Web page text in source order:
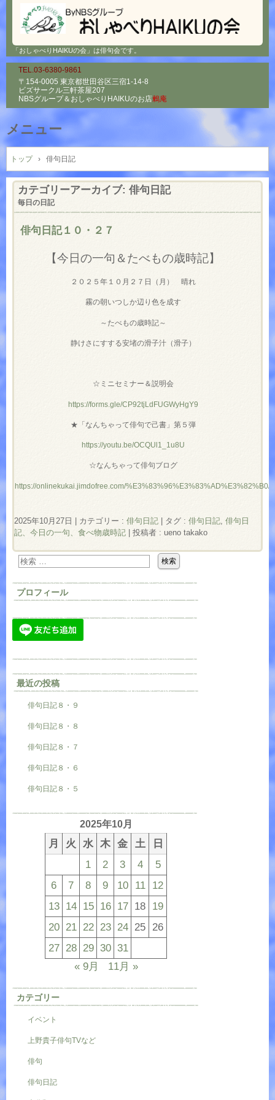
「おしゃべりHAIKUの会」は俳句会です。
TEL.03-6380-9861
〒154-0005 東京都世田谷区三宿1-14-8
ビズサークル三軒茶屋207
NBSグループ＆ おしゃべりHAIKUのお店鶫庵
メニュー
コ
ン
テ
ン
へ
トップ › 俳句日記
カテゴリーアーカイブ: 俳句日記
毎日の日記
俳句日記１０・２７
【今日の一句＆たべもの歳時記】
２０２５年１０月２７日（月） 晴れ
霧の朝いつしか辺り色を成す
～たべもの歳時記～
静けさにすする安堵の滑子汁（滑子）
☆ミニセミナー＆説明会
https://forms.gle/CP92tjLdFUGWyHgY9
★「なんちゃって俳句で己書」第５弾
https://youtu.be/OCQUl1_1u8U
☆なんちゃって俳句ブログ
https://onlinekukai.jimdofree.com/%E3%83%96%E3%83%AD%E3%82%B0/
2025年10月27日 | カテゴリー : 俳句日記 | タグ : 俳句日記 俳句日
記、今日の一句、食べ物歳時記 | 投稿者 : ueno takako
プロフィール
最近の投稿
俳句日記８・９
俳句日記８・８
俳句日記８・７
俳句日記８・６
俳句日記８・５
2025年10月
月 火 水 木 金 土
日
1
2 3 4
5
6
7 8 9 10 11
12
13 14 15 16 17 18 19
20 21 22 23 24 25 26
27 28 29 30 31
« 9月
11月 »
カテゴリー
イベント
上野貴子俳句TVなど
俳句
俳句日記